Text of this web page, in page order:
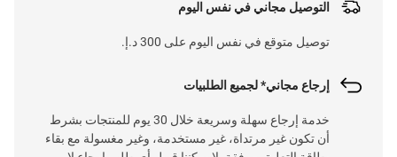
التوصيل مجاني في نفس اليوم
توصيل متوقع في نفس اليوم على 300 د.إ.
إرجاع مجاني* لجميع الطلبيات
خدمة إرجاع سهلة وسريعة خلال 30 يوم للمنتجات بشرط
أن تكون غير مرتداة، غير مستخدمة، وغير مغسولة مع بقاء